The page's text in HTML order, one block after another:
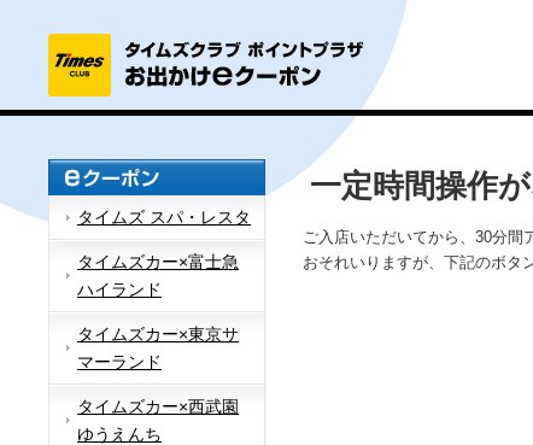
タイムズ スパ・レスタ
タイムズカー×富士急
ハイランド
タイムズカー×東京サ
マーランド
タイムズカー×西武園
ゆうえんち
一定時間操作
ご入店いただいてから、30分間
おそれいりますが、下記のボタ